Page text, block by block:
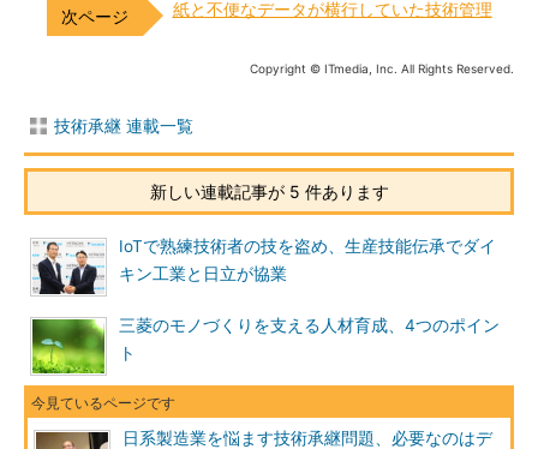
紙と不便なデータが横行していた技術管理
Copyright © ITmedia, Inc. All Rights Reserved.
技術承継 連載一覧
新しい連載記事が 5 件あります
IoTで熟練技術者の技を盗め、生産技能伝承でダイ
キン工業と日立が協業
三菱のモノづくりを支える人材育成、4つのポイン
ト
日系製造業を悩ます技術承継問題、必要なのはデ